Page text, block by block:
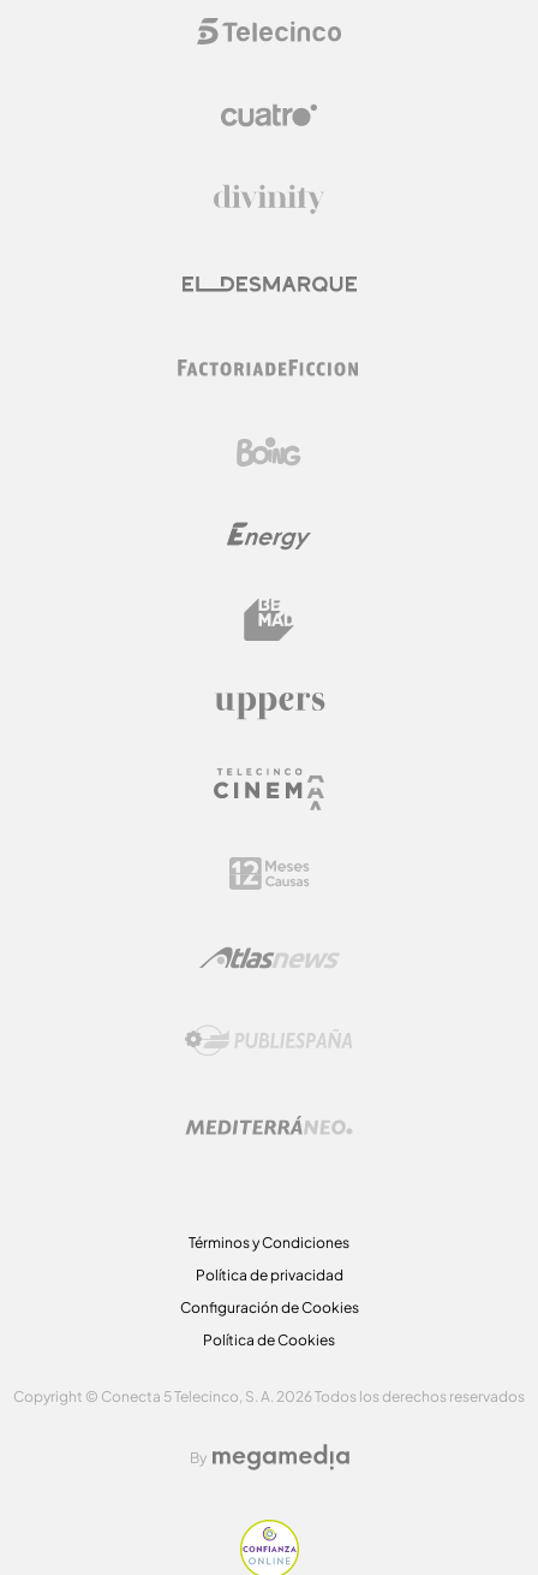
Términos y Condiciones
Política de privacidad
Configuración de Cookies
Política de Cookies
Copyright © Conecta 5 Telecinco, S. A. 2026 Todos los derechos reservados
By